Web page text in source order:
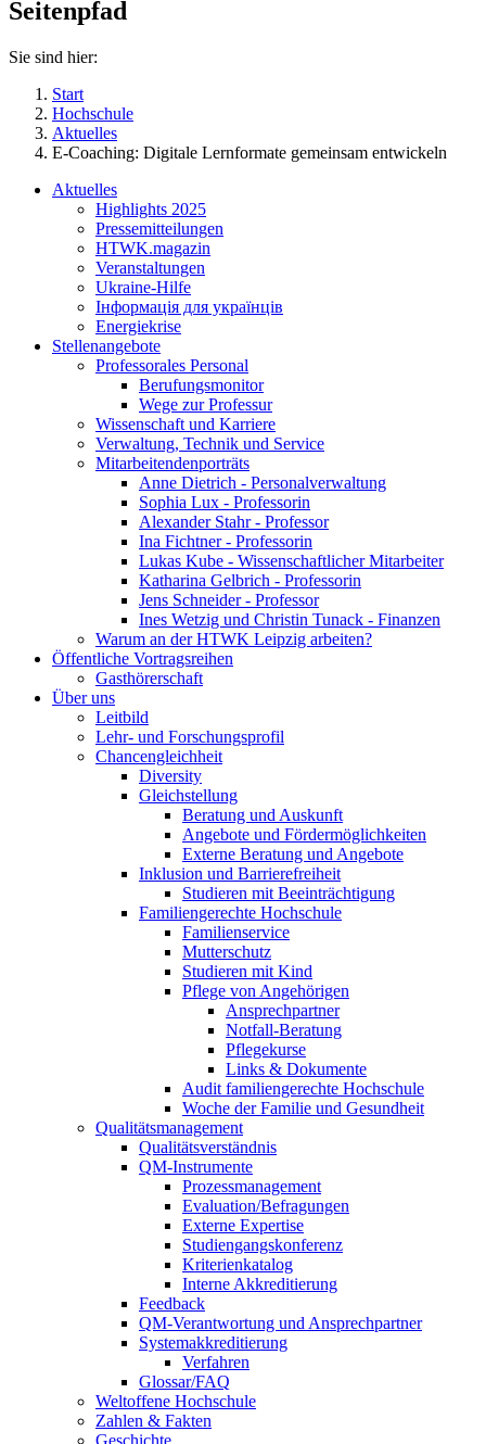
Seitenpfad
Sie sind hier:
Start
Hochschule
Aktuelles
E-Coaching: Digitale Lernformate gemeinsam entwickeln
Aktuelles
Highlights 2025
Pressemitteilungen
HTWK.magazin
Veranstaltungen
Ukraine-Hilfe
Інформація для українців
Energiekrise
Stellenangebote
Professorales Personal
Berufungsmonitor
Wege zur Professur
Wissenschaft und Karriere
Verwaltung, Technik und Service
Mitarbeitendenporträts
Anne Dietrich - Personalverwaltung
Sophia Lux - Professorin
Alexander Stahr - Professor
Ina Fichtner - Professorin
Lukas Kube - Wissenschaftlicher Mitarbeiter
Katharina Gelbrich - Professorin
Jens Schneider - Professor
Ines Wetzig und Christin Tunack - Finanzen
Warum an der HTWK Leipzig arbeiten?
Öffentliche Vortragsreihen
Gasthörerschaft
Über uns
Leitbild
Lehr- und Forschungsprofil
Chancengleichheit
Diversity
Gleichstellung
Beratung und Auskunft
Angebote und Fördermöglichkeiten
Externe Beratung und Angebote
Inklusion und Barrierefreiheit
Studieren mit Beeinträchtigung
Familiengerechte Hochschule
Familienservice
Mutterschutz
Studieren mit Kind
Pflege von Angehörigen
Ansprechpartner
Notfall-Beratung
Pflegekurse
Links & Dokumente
Audit familiengerechte Hochschule
Woche der Familie und Gesundheit
Qualitätsmanagement
Qualitätsverständnis
QM-Instrumente
Prozessmanagement
Evaluation/Befragungen
Externe Expertise
Studiengangskonferenz
Kriterienkatalog
Interne Akkreditierung
Feedback
QM-Verantwortung und Ansprechpartner
Systemakkreditierung
Verfahren
Glossar/FAQ
Weltoffene Hochschule
Zahlen & Fakten
Geschichte